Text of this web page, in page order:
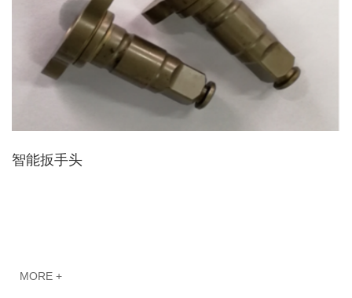
智能扳手头
MORE +